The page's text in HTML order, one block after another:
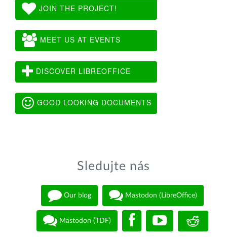
JOIN THE PROJECT!
MEET US AT EVENTS
DISCOVER LIBREOFFICE
GOOD LOOKING DOCUMENTS
Sledujte nás
Our blog Mastodon (LibreOffice)
Mastodon (TDF)